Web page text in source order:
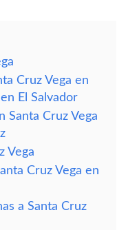
Cruz Vega en
El Salvador
Santa Cruz Vega
Vega
Cruz Vega en
a Santa Cruz